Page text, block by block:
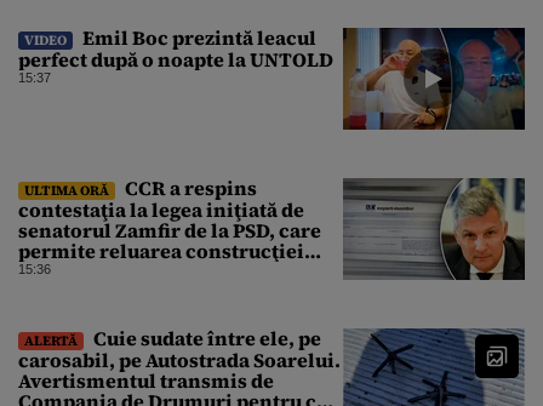
VIDEO
Emil Boc prezintă leacul
perfect după o noapte la UNTOLD
15:37
ULTIMA ORĂ
CCR a respins
contestaţia la legea iniţiată de
senatorul Zamfir de la PSD, care
permite reluarea construcţiei
hidrocentralelor din zonele
15:36
ALERTĂ
Cuie sudate între ele, pe
carosabil, pe Autostrada Soarelui.
Avertismentul transmis de